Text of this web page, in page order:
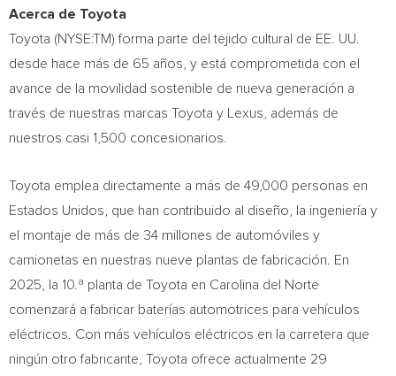
Acerca de Toyota
Toyota (NYSE:TM) forma parte del tejido cultural de EE. UU.
desde hace más de 65 años, y está comprometida con el
avance de la movilidad sostenible de nueva generación a
través de nuestras marcas Toyota y Lexus, además de
nuestros casi 1,500 concesionarios.
Toyota emplea directamente a más de 49,000 personas en
Estados Unidos, que han contribuido al diseño, la ingeniería y
el montaje de más de 34 millones de automóviles y
camionetas en nuestras nueve plantas de fabricación. En
2025, la 10.ª planta de Toyota en Carolina del Norte
comenzará a fabricar baterías automotrices para vehículos
eléctricos. Con más vehículos eléctricos en la carretera que
ningún otro fabricante, Toyota ofrece actualmente 29